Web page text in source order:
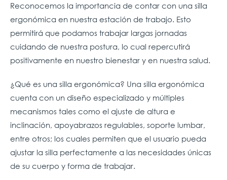
Reconocemos la importancia de contar con una silla
ergonómica en nuestra estación de trabajo. Esto
permitirá que podamos trabajar largas jornadas
cuidando de nuestra postura, lo cual repercutirá
positivamente en nuestro bienestar y en nuestra salud.
¿Qué es una silla ergonómica? Una silla ergonómica
cuenta con un diseño especializado y múltiples
mecanismos tales como el ajuste de altura e
inclinación, apoyabrazos regulables, soporte lumbar,
entre otros; los cuales permiten que el usuario pueda
ajustar la silla perfectamente a las necesidades únicas
de su cuerpo y forma de trabajar.